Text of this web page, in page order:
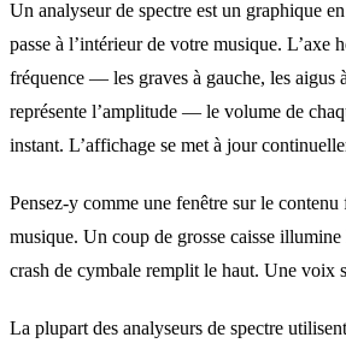
Un analyseur de spectre est un graphique
passe à l’intérieur de votre musique. L’axe
fréquence — les graves à gauche, les aigus
représente l’amplitude — le volume de
instant. L’affichage se met à jour
Pensez-y comme une fenêtre sur le
musique. Un coup de grosse caisse
crash de cymbale remplit le haut. Une voix
La plupart des analyseurs de spectre